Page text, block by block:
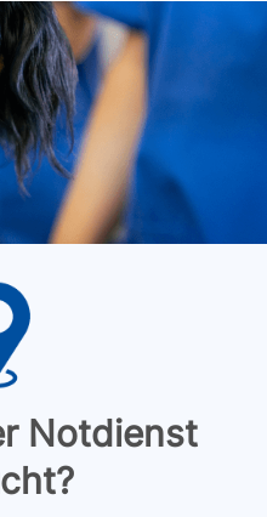
Notdienst